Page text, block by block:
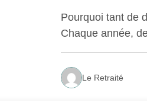
Pourquoi tant de
Chaque année,
Le Retraité